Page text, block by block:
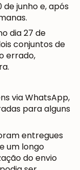
junho e, após
dia 27 de
conjuntos de
errado,
via WhatsApp,
para alguns
entregues
um longo
do envio